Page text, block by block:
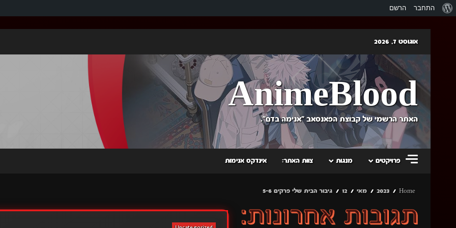
אודות
התחבר הרשם
content
אוגוסט 7, 2026
AnimeBlood
האתר הרשמי של קבוצת הפאנסאב "אנימה בדם".
פרויקטים מנגות צוות האתר: אינדקס אנימות
Home
2023 מאי 12 גיבור הבית שלי פרקים 5-6